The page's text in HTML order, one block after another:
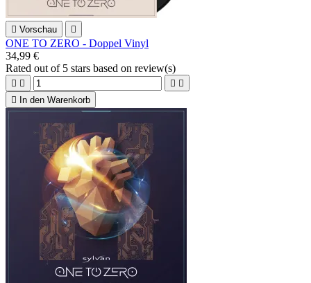
 Vorschau 
ONE TO ZERO - Doppel Vinyl
34,99 €
Rated out of 5 stars based on review(s)
   

In den Warenkorb